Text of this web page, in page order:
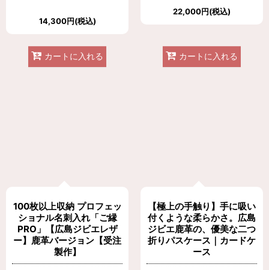
14,300円(税込)
カートに入れる
22,000円(税込)
カートに入れる
100枚以上収納 プロフェッ
ショナル名刺入れ「ご縁
PRO」【広島ジビエレザ
ー】鹿革バージョン【受注
製作】
【極上の手触り】手に吸い
付くような柔らかさ。広島
ジビエ鹿革の、優美な二つ
折りパスケース｜カードケ
ース